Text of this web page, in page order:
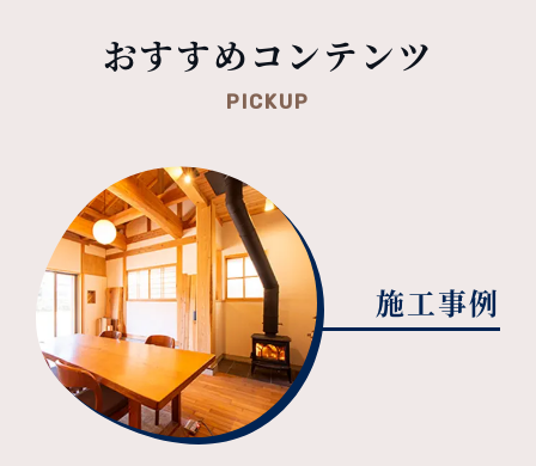
おすすめコンテンツ
PICKUP
施工事例